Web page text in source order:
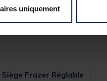
uniquement
Siège Frazer Réglable